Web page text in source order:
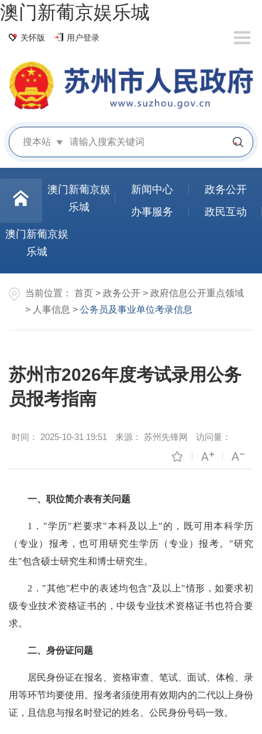
澳门新葡京娱乐城
关怀版 用户登录
搜本站
澳门新葡京娱
乐城
新闻中心
政务公开
办事服务
政民互动
澳门新葡京娱
乐城
当前位置： 首页 > 政务公开 > 政府信息公开重点领域
> 人事信息 > 公务员及事业单位考录信息
苏州市2026年度考试录用公务
员报考指南
时间： 2025-10-31 19:51 来源： 苏州先锋网 访问量：
一、职位简介表有关问题
1．"学历"栏要求"本科及以上"的，既可用本科学历
（专业）报考，也可用研究生学历（专业）报考。"研究
生"包含硕士研究生和博士研究生。
2．"其他"栏中的表述均包含"及以上"情形，如要求初
级专业技术资格证书的，中级专业技术资格证书也符合要
求。
二、身份证问题
居民身份证在报名、资格审查、笔试、面试、体检、录
用等环节均要使用。报考者须使用有效期内的二代以上身份
证，且信息与报名时登记的姓名、公民身份号码一致。